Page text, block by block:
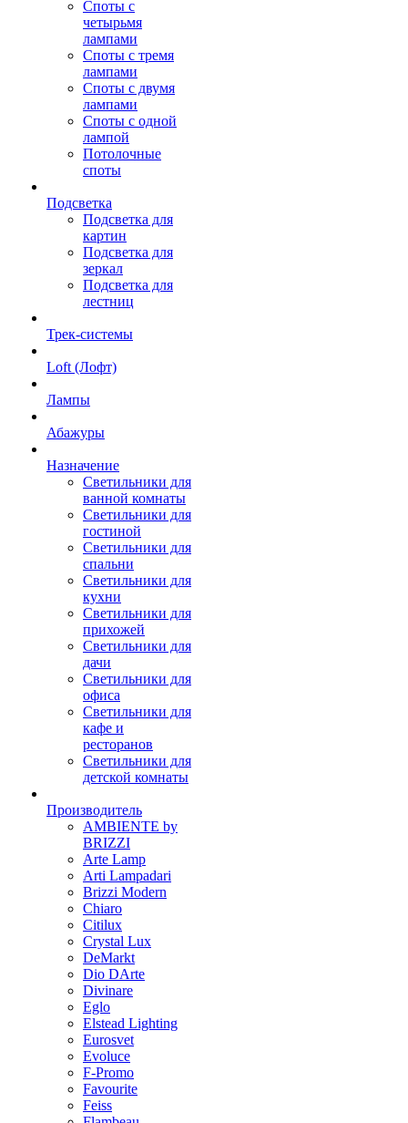
Споты с
четырьмя
лампами
Споты с тремя
лампами
Споты с двумя
лампами
Споты с одной
лампой
Потолочные
споты
Подсветка
Подсветка для
картин
Подсветка для
зеркал
Подсветка для
лестниц
Трек-системы
Loft (Лофт)
Лампы
Абажуры
Назначение
Светильники для
ванной комнаты
Светильники для
гостиной
Светильники для
спальни
Светильники для
кухни
Светильники для
прихожей
Светильники для
дачи
Светильники для
офиса
Светильники для
кафе и
ресторанов
Светильники для
детской комнаты
Производитель
AMBIENTE by
BRIZZI
Arte Lamp
Arti Lampadari
Brizzi Modern
Chiaro
Citilux
Crystal Lux
DeMarkt
Dio DArte
Divinare
Eglo
Elstead Lighting
Eurosvet
Evoluce
F-Promo
Favourite
Feiss